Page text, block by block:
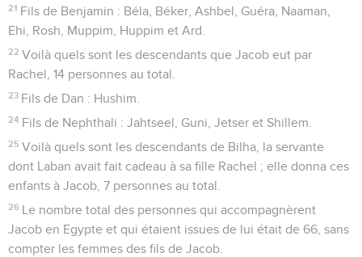
21 Fils de Benjamin : Béla, Béker, Ashbel, Guéra, Naaman,
Ehi, Rosh, Muppim, Huppim et Ard.
22 Voilà quels sont les descendants que Jacob eut par
Rachel, 14 personnes au total.
23 Fils de Dan : Hushim.
24 Fils de Nephthali : Jahtseel, Guni, Jetser et Shillem.
25 Voilà quels sont les descendants de Bilha, la servante
dont Laban avait fait cadeau à sa fille Rachel ; elle donna ces
enfants à Jacob, 7 personnes au total.
26 Le nombre total des personnes qui accompagnèrent
Jacob en Egypte et qui étaient issues de lui était de 66, sans
compter les femmes des fils de Jacob.